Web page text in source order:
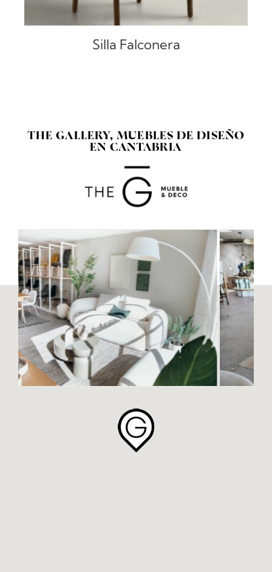
Silla Falconera
THE GALLERY, MUEBLES DE DISEÑO
EN CANTABRIA